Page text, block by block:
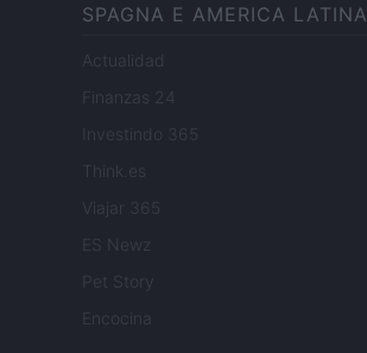
SPAGNA E AMERICA LATINA
Actualidad
Finanzas 24
Investindo 365
Think.es
Viajar 365
ES Newz
Pet Story
Encocina